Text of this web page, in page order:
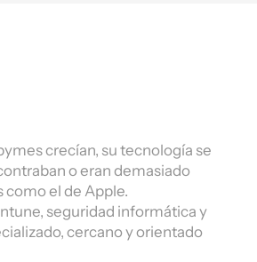
crecían, su tecnología se
o eran demasiado
el de Apple.
seguridad informática y
cercano y orientado